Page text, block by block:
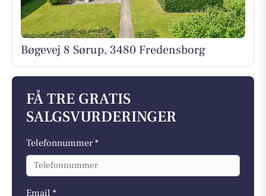
Bøgevej 8 Sørup, 3480 Fredensborg
FÅ TRE GRATIS
SALGSVURDERINGER
Telefonnummer *
Email *